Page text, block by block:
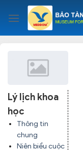
content
Lý lịch khoa
học
Thông tin
chung
Niên biểu cuộc